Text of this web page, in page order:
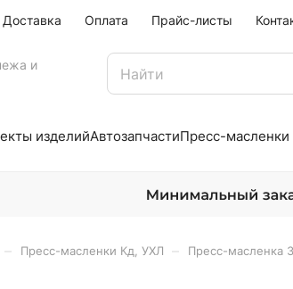
Доставка Оплата Прайс-листы
и
изделийАвтозапчастиПресс-масленки
Пресс-масленки Кд, УХЛ Пресс-масленка